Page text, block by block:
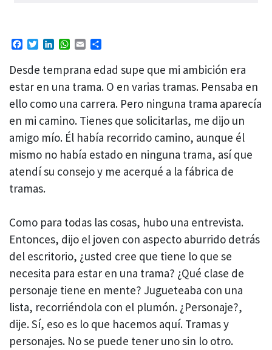
Facebook
TwitterLinkedIn
WhatsApp
Email
Desde temprana edad supe que mi ambición era
estar en una trama. O en varias tramas. Pensaba en
ello como una carrera. Pero ninguna trama aparecía
en mi camino. Tienes que solicitarlas, me dijo un
amigo mío. Él había recorrido camino, aunque él
mismo no había estado en ninguna trama, así que
atendí su consejo y me acerqué a la fábrica de
tramas.
Como para todas las cosas, hubo una entrevista.
Entonces, dijo el joven con aspecto aburrido detrás
del escritorio, ¿usted cree que tiene lo que se
necesita para estar en una trama? ¿Qué clase de
personaje tiene en mente? Jugueteaba con una
lista, recorriéndola con el plumón. ¿Personaje?,
dije. Sí, eso es lo que hacemos aquí. Tramas y
personajes. No se puede tener uno sin lo otro.